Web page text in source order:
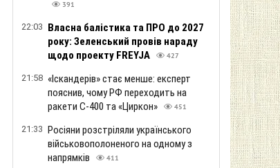
391
22:03 Власна балістика та ПРО до 2027
року: Зеленський провів нараду
щодо проекту FREYJA
427
21:58 «Іскандерів» стає менше: експерт
пояснив, чому РФ переходить на
ракети С-400 та «Циркон»
451
21:33 Росіяни розстріляли українського
військовополоненого на одному з
напрямків
411